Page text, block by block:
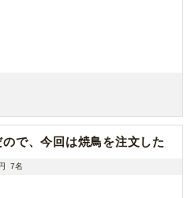
で、今回は焼鳥を注文した
7名